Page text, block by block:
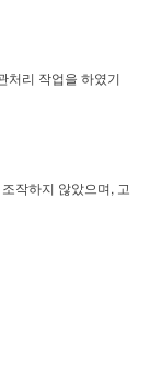
처리 작업을 하였기
작하지 않았으며, 고